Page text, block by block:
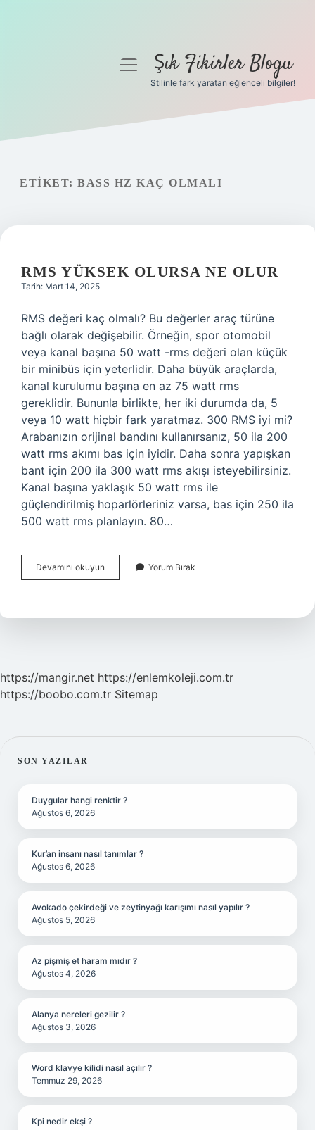
Gizlilik Politikası
menüyüŞık Fikirler Blogu
Stilinle fark yaratan eğlenceli bilgiler!
ETIKET: BASS HZ KAÇ OLMALI
RMS YÜKSEK OLURSA NE OLUR
Tarih: Mart 14, 2025
RMS değeri kaç olmalı? Bu değerler araç türüne
bağlı olarak değişebilir. Örneğin, spor otomobil
veya kanal başına 50 watt -rms değeri olan küçük
bir minibüs için yeterlidir. Daha büyük araçlarda,
kanal kurulumu başına en az 75 watt rms
gereklidir. Bununla birlikte, her iki durumda da, 5
veya 10 watt hiçbir fark yaratmaz. 300 RMS iyi mi?
Arabanızın orijinal bandını kullanırsanız, 50 ila 200
watt rms akımı bas için iyidir. Daha sonra yapışkan
bant için 200 ila 300 watt rms akışı isteyebilirsiniz.
Kanal başına yaklaşık 50 watt rms ile
güçlendirilmiş hoparlörleriniz varsa, bas için 250 ila
500 watt rms planlayın. 80…
Devamını okuyun
Yüksek
Olur
Yorum Bırak
https://mangir.net https://enlemkoleji.com.tr
https://boobo.com.tr Sitemap
SIDEBAR
SON YAZILAR
Duygular hangi renktir ?
Ağustos 6, 2026
Kur’an insanı nasıl tanımlar ?
Ağustos 6, 2026
Avokado çekirdeği ve zeytinyağı karışımı nasıl yapılır ?
Ağustos 5, 2026
Az pişmiş et haram mıdır ?
Ağustos 4, 2026
Alanya nereleri gezilir ?
Ağustos 3, 2026
Word klavye kilidi nasıl açılır ?
Temmuz 29, 2026
Kpi nedir ekşi ?